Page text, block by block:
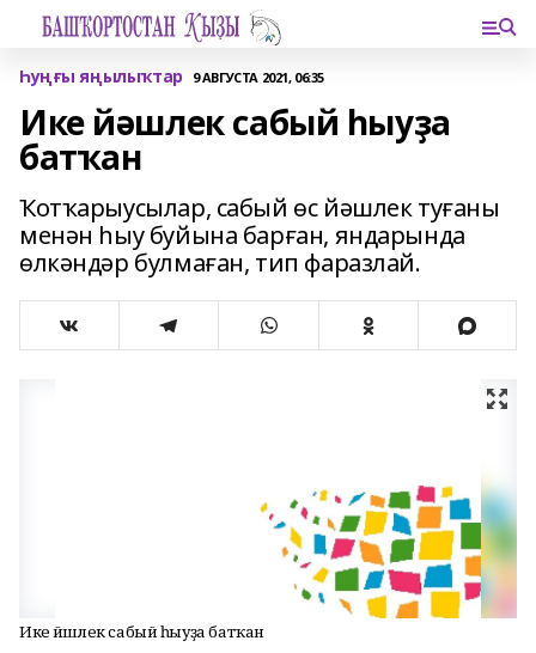
Һуңғы яңылыҡтар 9 АВГУСТА 2021, 06:35
Ике йәшлек сабый һыуҙа
батҡан
Ҡотҡарыусылар, сабый өс йәшлек туғаны
менән һыу буйына барған, яндарында
өлкәндәр булмаған, тип фаразлай.
Ике йәшлек сабый һыуҙа батҡан